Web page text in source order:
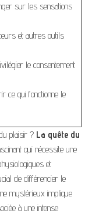
sur les sensations
et autres outils
le consentement
ce qui fonctionne le
plaisir ? La quête du
qui nécessite une
et
de différencier le
mystérieux implique
à une intense